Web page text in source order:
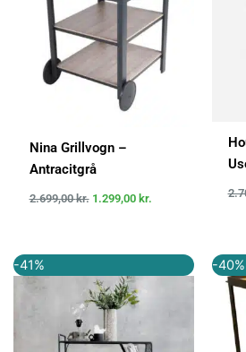
Nina Grillvogn –
Antracitgrå
2.699,00kr. 1.299,00 kr.
-41%
oprindelige
pris
var:
2.699,00 kr..
aktuelle
-40%